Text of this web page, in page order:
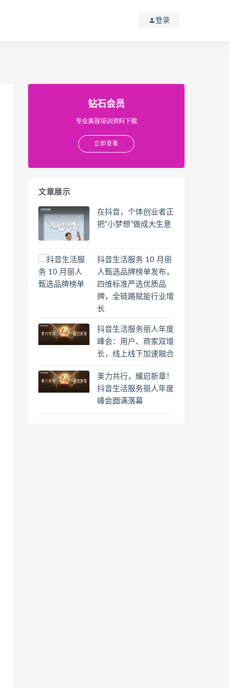
登录
钻石会员
专业美容培训资料下载
立即查看
文章展示
在抖音，个体创业者正
把“小梦想”做成大生意
抖音生活服务 10 月丽
人甄选品牌榜单发布，
四维标准严选优质品
牌，全链路赋能行业增
长
抖音生活服务丽人年度
峰会：用户、商家双增
长，线上线下加速融合
美力共行，耀启新章！
抖音生活服务丽人年度
峰会圆满落幕